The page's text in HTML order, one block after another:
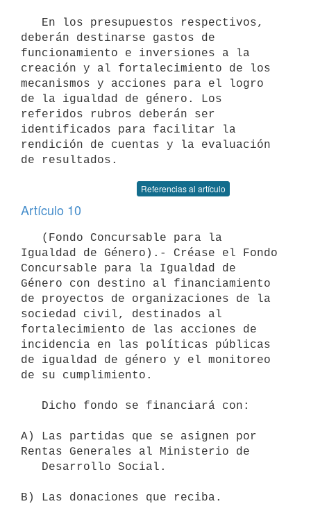
deberán destinarse gastos de
funcionamiento e inversiones a la
creación y al fortalecimiento de los
mecanismos y acciones para el logro
de la igualdad de género. Los
referidos rubros deberán ser
identificados para facilitar la
rendición de cuentas y la evaluación
Referencias al artículo
Artículo 10
Igualdad de Género).- Créase el Fondo
Concursable para la Igualdad de
Género con destino al financiamiento
de proyectos de organizaciones de la
sociedad civil, destinados al
fortalecimiento de las acciones de
incidencia en las políticas públicas
de igualdad de género y el monitoreo
de su cumplimiento.
A) Las partidas que se asignen por
Rentas Generales al Ministerio de
B) Las donaciones que reciba.